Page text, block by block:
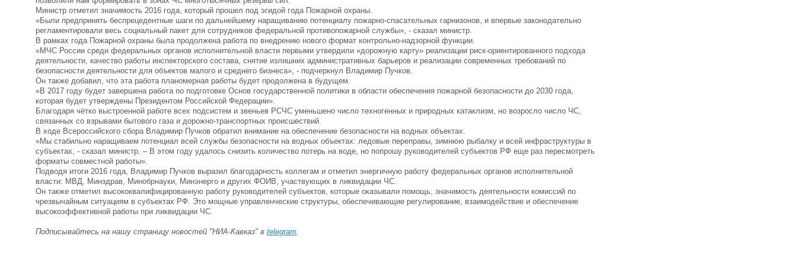
Министр отметил значимость 2016 года, который прошел под эгидой года Пожарной охраны.
«Были предпринять беспрецедентные шаги по дальнейшему наращиванию потенциалу пожарно-спасательных гарнизонов, и впервые законодательно
регламентировали весь социальный пакет для сотрудников федеральной противопожарной службы», - сказал министр.
В рамках года Пожарной охраны была продолжена работа по внедрению нового формат контрольно-надзорной функции.
«МЧС России среди федеральных органов исполнительной власти первыми утвердили «дорожную карту» реализации риск-ориентированного подхода
деятельности, качество работы инспекторского состава, снятие излишних административных барьеров и реализации современных требований по
безопасности деятельности для объектов малого и среднего бизнеса», - подчеркнул Владимир Пучков.
Он также добавил, что эта работа планомерная работы будет продолжена в будущем.
«В 2017 году будет завершена работа по подготовке Основ государственной политики в области обеспечения пожарной безопасности до 2030 года,
которая будет утверждены Президентом Российской Федерации».
Благодаря чётко выстроенной работе всех подсистем и звеньев РСЧС уменьшено число техногенных и природных катаклизм, но возросло число ЧС,
связанных со взрывами бытового газа и дорожно-транспортных происшествий.
В ходе Всероссийского сбора Владимир Пучков обратил внимание на обеспечение безопасности на водных объектах.
«Мы стабильно наращиваем потенциал всей службы безопасности на водных объектах: ледовые переправы, зимнюю рыбалку и всей инфраструктуры в
субъектах, - сказал министр. – В этом году удалось снизить количество потерь на воде, но попрошу руководителей субъектов РФ еще раз пересмотреть
форматы совместной работы».
Подводя итоги 2016 года, Владимир Пучков выразил благодарность коллегам и отметил энергичную работу федеральных органов исполнительной
власти: МВД, Минздрав, Минобрнауки, Минэнерго и других ФОИВ, участвующих в ликвидации ЧС.
Он также отметил высококвалифицированную работу руководителей субъектов, которые оказывали помощь, значимость деятельности комиссий по
чрезвычайным ситуациям в субъектах РФ. Это мощные управленческие структуры, обеспечивающие регулирование, взаимодействие и обеспечение
высокоэффективной работы при ликвидации ЧС.
Подписывайтесь на нашу страницу новостей "НИА-Кавказ" в telegram